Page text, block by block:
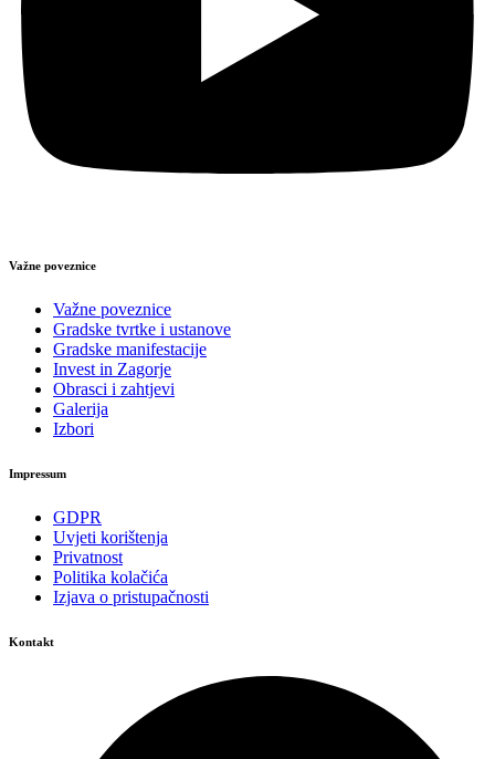
Važne poveznice
Važne poveznice
Gradske tvrtke i ustanove
Gradske manifestacije
Invest in Zagorje
Obrasci i zahtjevi
Galerija
Izbori
Impressum
GDPR
Uvjeti korištenja
Privatnost
Politika kolačića
Izjava o pristupačnosti
Kontakt